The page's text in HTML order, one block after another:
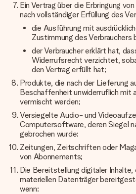
Ein Vertrag über die Erbringung
nach vollständiger Erfüllung des
die Ausführung mit
Zustimmung des Verbrauchers
der Verbraucher erklärt hat,
Widerrufsrecht verzichtet,
den Vertrag erfüllt hat;
Produkte, die nach der Lieferung
Beschaffenheit unwiderruflich mit
vermischt werden;
Versiegelte Audio- und
Computersoftware, deren Siegel
gebrochen wurde;
Zeitungen, Zeitschriften oder
von Abonnements;
Die Bereitstellung digitaler Inhalte,
materiellen Datenträger
wenn: